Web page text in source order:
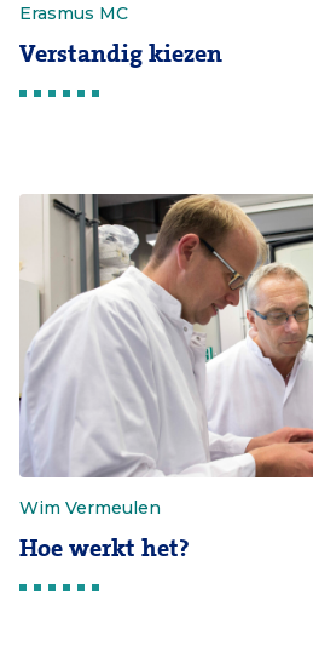
Erasmus MC
Verstandig kiezen
Wim Vermeulen
Hoe werkt het?